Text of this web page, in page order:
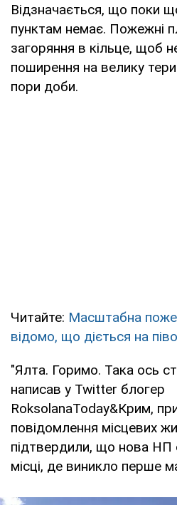
Відзначається, що поки
пунктам немає. Пожежні
загоряння в кільце, щоб
поширення на велику
пори доби.
Читайте: Масштабна
відомо, що діється на
"Ялта. Горимо. Така ось
написав у Twitter блогер
RoksolanaToday&Крим,
повідомлення місцевих
підтвердили, що нова НП
місці, де виникло перше